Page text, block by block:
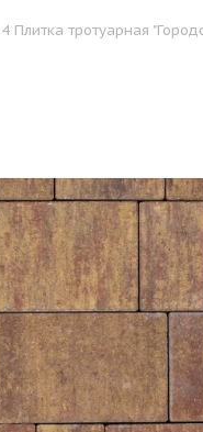
Плитка тротуарная